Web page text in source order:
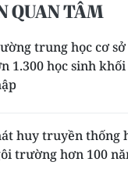
QUAN TÂM
trung học cơ sở
1.300 học sinh khối
huy truyền thống
trường hơn 100